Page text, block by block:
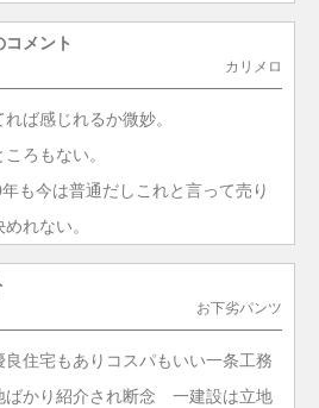
コメント
カリメロ
ば感じれるか微妙。
ろもない。
も今は普通だしこれと言って売り
れない。
お下劣パンツ
住宅もありコスパもいい一条工務
ばかり紹介され断念 一建設は立地